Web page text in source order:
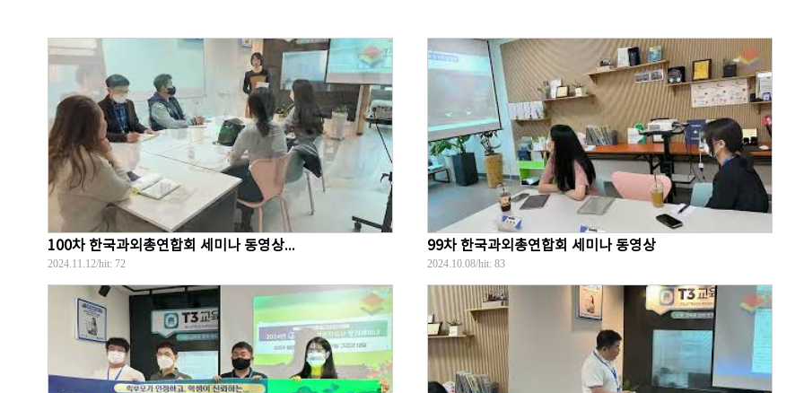
100차 한국과외총연합회 세미나 동영상...
2024.11.12/hit: 72
99차 한국과외총연합회 세미나 동영상
2024.10.08/hit: 83